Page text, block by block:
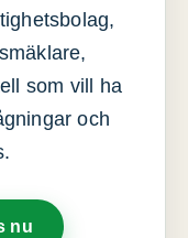
som vill ha
och
nu